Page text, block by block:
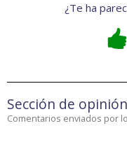
¿Te ha
Sección de opinión
Comentarios enviados por